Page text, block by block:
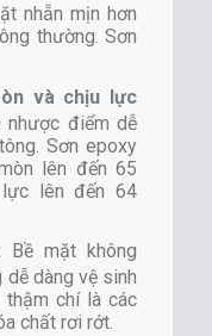
nhẵn mịn hơn
thường. Sơn
và chịu lực
nhược điểm dễ
Sơn epoxy
lên đến 65
lên đến 64
Bề mặt không
dàng vệ sinh
thậm chí là các
chất rơi rớt.